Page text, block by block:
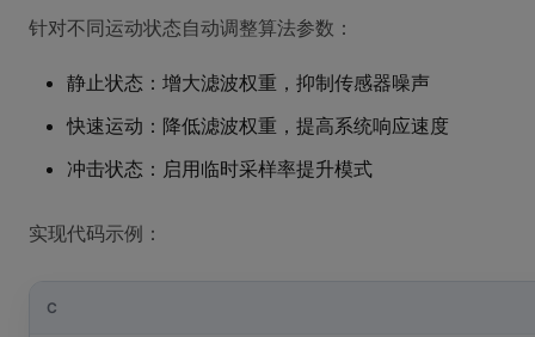
针对不同运动状态自动调整算法参数：
静止状态：增大滤波权重，抑制传感器噪声
快速运动：降低滤波权重，提高系统响应速度
冲击状态：启用临时采样率提升模式
实现代码示例：
C